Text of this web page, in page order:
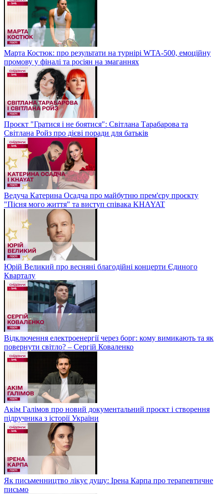
Марта Костюк: про результати на турнірі WTA-500, емоційну
промову у фіналі та росіян на змаганнях
Проєкт "Гратися і не боятися": Світлана Тарабарова та
Світлана Ройз про дієві поради для батьків
Ведуча Катерина Осадча про майбутню прем'єру проєкту
"Пісня мого життя" та виступ співака KHAYAT
Юрій Великий про весняні благодійні концерти Єдиного
Кварталу
Відключення електроенергії через борг: кому вимикають та як
повернути світло? – Сергій Коваленко
Акім Галімов про новий документальний проєкт і створення
підручника з історії України
Як письменництво лікує душу: Ірена Карпа про терапевтичне
письмо